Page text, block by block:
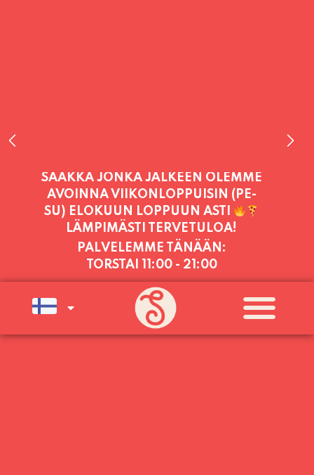
PALVELEMME TÄNÄÄN:
TORSTAI11:00 - 21:00
PALVELEMME PÄIVITTÄIN (MA-SU
KLO 11-21) SUNNUNTAIHIN 16.8.
SAAKKA JONKA JÄLKEEN OLEMME
AVOINNA VIIKONLOPPUISIN (PE-
SU) ELOKUUN LOPPUUN ASTI
LÄMPIMÄSTI TERVETULOA!